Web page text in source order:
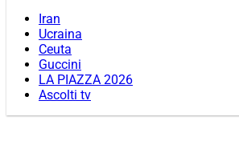
Iran
Ucraina
Ceuta
Guccini
LA PIAZZA 2026
Ascolti tv